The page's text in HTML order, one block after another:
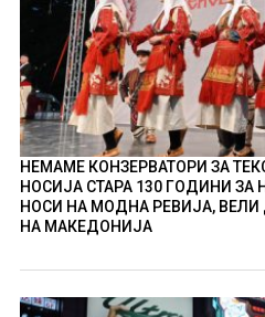
НЕМАМЕ КОНЗЕРВАТОРИ ЗА
НОСИЈА СТАРА 130 ГОДИНИ ЗА
НОСИ НА МОДНА РЕВИЈА,
НА МАКЕДОНИЈА